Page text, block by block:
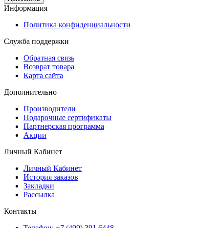
Информация
Политика конфиденциальности
Служба поддержки
Обратная связь
Возврат товара
Карта сайта
Дополнительно
Производители
Подарочные сертификаты
Партнерская программа
Акции
Личный Кабинет
Личный Кабинет
История заказов
Закладки
Рассылка
Контакты